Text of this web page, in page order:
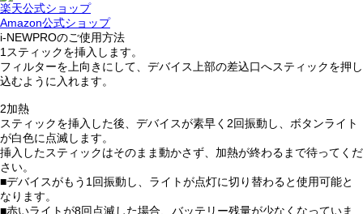
楽天公式ショップ
Amazon公式ショップ
i-NEWPROのご使用方法
1 スティックを挿入します。
フィルターを上向きにして、デバイス上部の差込口へスティックを押し
込むように入れます。
2加熱
スティックを挿入した後、デバイスが素早く2回振動し、ボタンライト
が白色に点滅します。
挿入したスティックはそのまま動かさず、加熱が終わるまで待ってくだ
さい。
■デバイスがもう1回振動し、ライトが点灯に切り替わると使用可能と
なります。
■赤いライトが8回点滅した場合、バッテリー残量が少なくなっていま